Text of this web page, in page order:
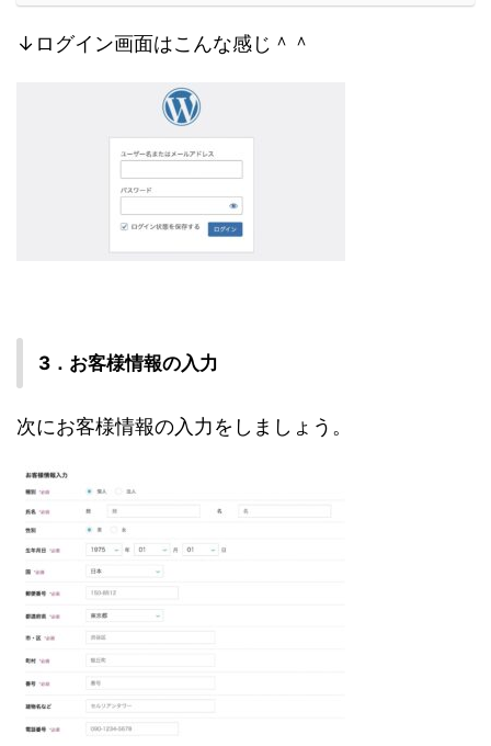
↓ログイン画面はこんな感じ＾＾
3．お客様情報の入力
次にお客様情報の入力をしましょう。